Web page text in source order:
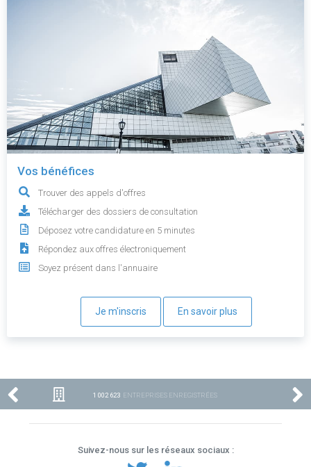
Vos bénéfices
Trouver des appels d'offres
Télécharger des dossiers de consultation
Déposez votre candidature en 5 minutes
Répondez aux offres électroniquement
Soyez présent dans l'annuaire
Je m'inscris En savoir plus
1 002 623 ENTREPRISES ENREGISTRÉES
Suivez-nous sur les réseaux sociaux :